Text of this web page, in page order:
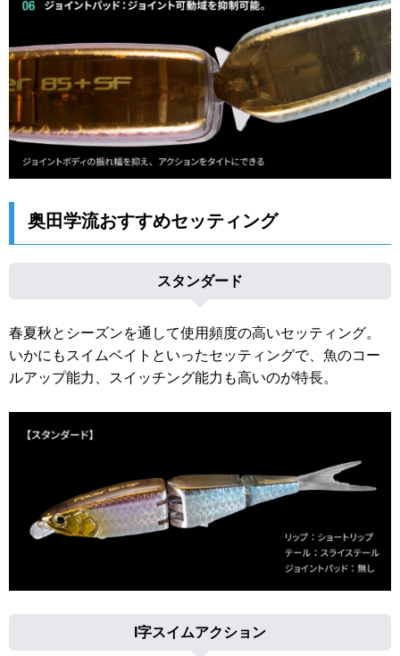
奥田学流おすすめセッティング
スタンダード
春夏秋とシーズンを通して使用頻度の高いセッティング。
いかにもスイムベイトといったセッティングで、魚のコー
ルアップ能力、スイッチング能力も高いのが特長。
I字スイムアクション